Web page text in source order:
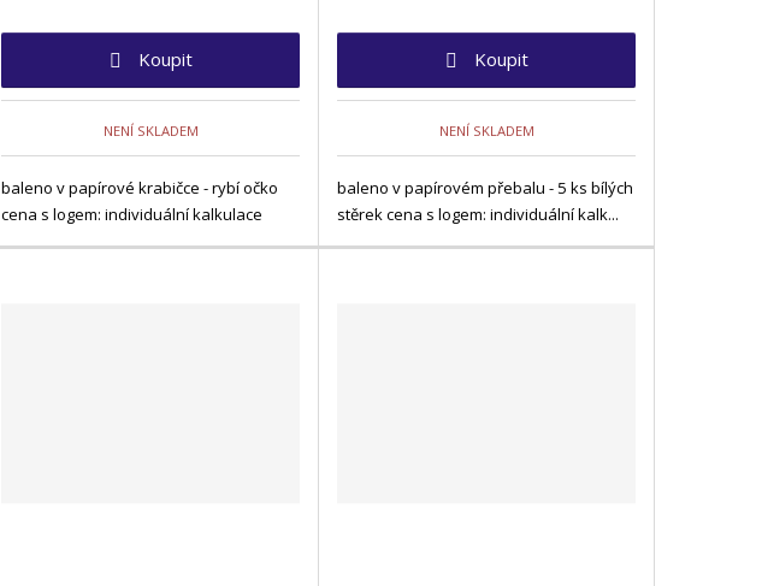
Koupit
NENÍ SKLADEM
baleno v papírové krabičce - rybí očko
cena s logem: individuální kalkulace
Koupit
NENÍ SKLADEM
baleno v papírovém přebalu - 5 ks bílých
stěrek cena s logem: individuální kalk...